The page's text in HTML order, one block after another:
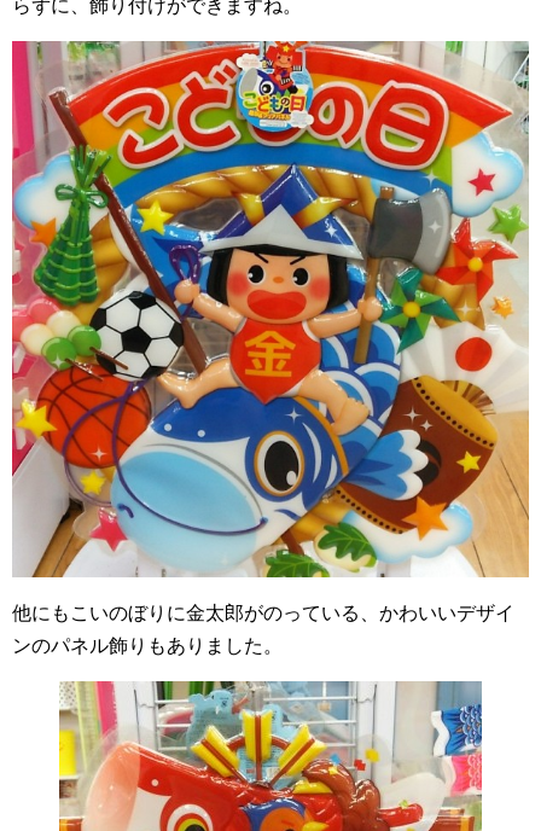
らずに、飾り付けができますね。
他にもこいのぼりに金太郎がのっている、かわいいデザイ
ンのパネル飾りもありました。